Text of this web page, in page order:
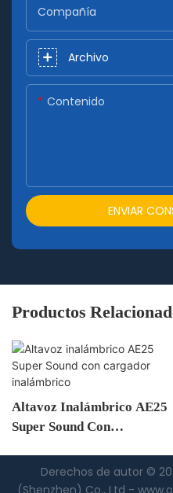
Compañía
Archivo
Contenido
ENVIAR
Productos
Altavoz Inalámbrico AE25
Super Sound Con
Derechos de autor ©
(Shenzhen) Co., Ltd -